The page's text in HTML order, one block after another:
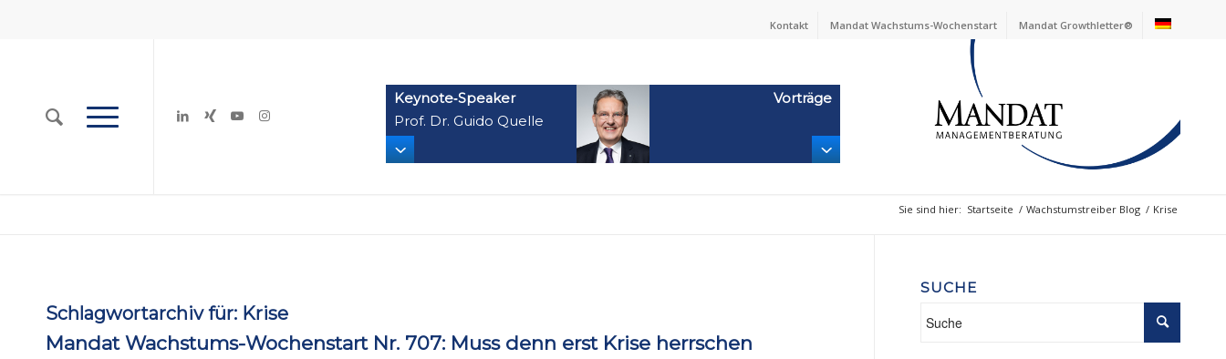
Kontakt Mandat Wachstums-Wochenstart Mandat Growthletter®
Keynote‑Speaker
Prof. Dr. Guido Quelle
Vorträge
Sie sind hier: Startseite / Wachstumstreiber Blog / Krise
Schlagwortarchiv für: Krise
Mandat Wachstums-Wochenstart Nr. 707: Muss denn erst Krise herrschen
SUCHE